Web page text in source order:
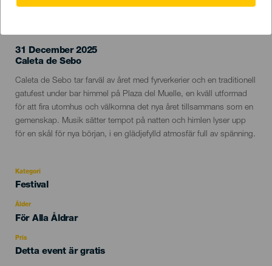
31 December 2025
Localidad
Caleta de Sebo
Descripción
del
evento
Caleta de Sebo tar farväl av året med fyrverkerier och en traditionell
gatufest under bar himmel på Plaza del Muelle, en kväll utformad
för att fira utomhus och välkomna det nya året tillsammans som en
gemenskap. Musik sätter tempot på natten och himlen lyser upp
för en skål för nya början, i en glädjefylld atmosfär full av spänning.
Kategori
Categoría
evento
Festival
Ålder
Edad
För Alla Åldrar
Pris
Detta event är gratis